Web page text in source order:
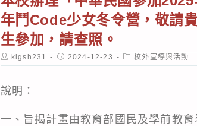
年鬥Code少女冬令營，敬請
生參加，請查照。
Post
author:
klgsh231
Post
published:
2024-12-23
Post
category:
校外宣導與活動
說明：
一、旨揭計畫由教育部國民及學前教